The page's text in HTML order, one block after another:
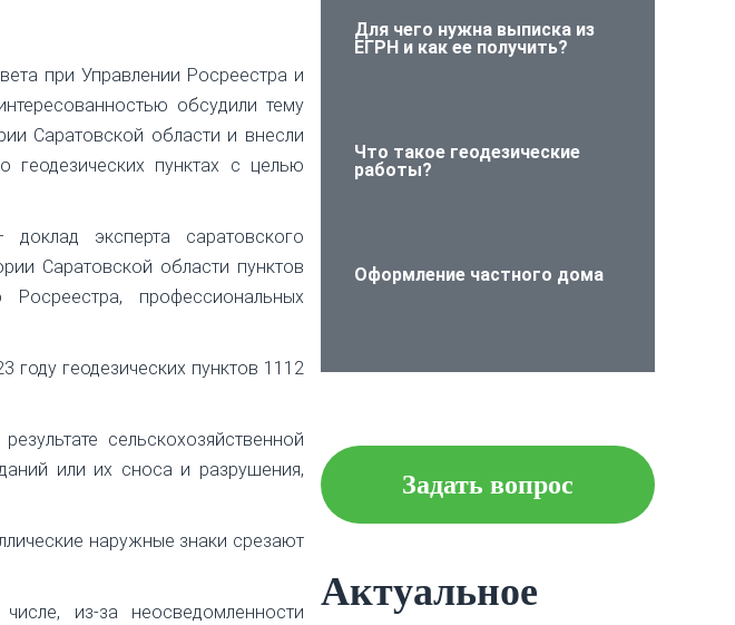
при Управлении Росреестра и
обсудили тему
Саратовской области и внесли
геодезических пунктах с целью
эксперта саратовского
Саратовской области пунктов
Росреестра, профессиональных
году геодезических пунктов 1112
сельскохозяйственной
или их сноса и разрушения,
наружные знаки срезают
из-за неосведомленности
Для чего нужна выписка из
ЕГРН и как ее получить?
Что такое геодезические
работы?
Оформление частного дома
Что следует знать об
Задать вопрос
Актуальное